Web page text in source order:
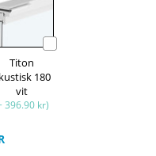
Titon
180
vit
396.90 kr)